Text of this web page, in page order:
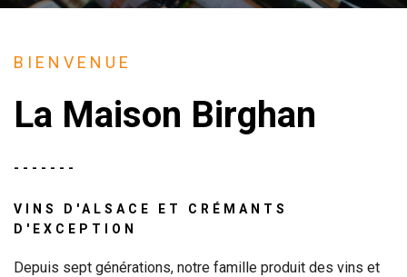
BIENVENUE
La Maison Birghan
VINS D'ALSACE ET CRÉMANTS
D'EXCEPTION
Depuis sept générations, notre famille produit des vins et